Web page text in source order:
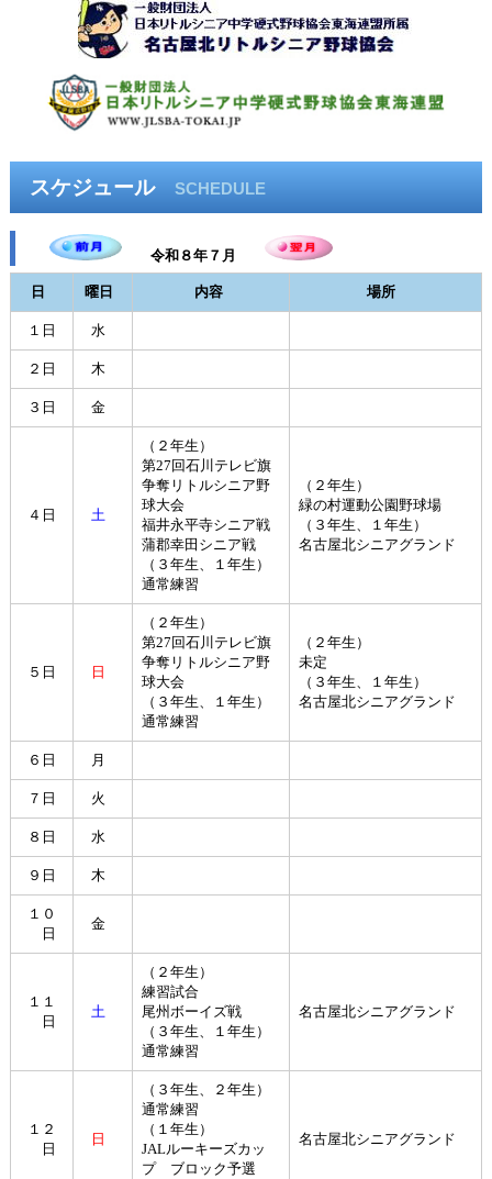
スケジュール SCHEDULE
令和８年７月
日 曜日 内容 場所
１日 水
２日 木
３日 金
４日 土
（２年生）
第27回石川テレビ旗
争奪リトルシニア野
球大会
福井永平寺シニア戦
蒲郡幸田シニア戦
（３年生、１年生）
通常練習
（２年生）
緑の村運動公園野球場
（３年生、１年生）
名古屋北シニアグランド
５日 日
（２年生）
第27回石川テレビ旗
争奪リトルシニア野
球大会
（３年生、１年生）
通常練習
（２年生）
未定
（３年生、１年生）
名古屋北シニアグランド
６日 月
７日 火
８日 水
９日 木
１０
日
金
１１
日
土
（２年生）
練習試合
尾州ボーイズ戦
（３年生、１年生）
通常練習
名古屋北シニアグランド
１２
日
日
（３年生、２年生）
通常練習
（１年生）
JALルーキーズカッ
プ ブロック予選
名古屋北シニアグランド